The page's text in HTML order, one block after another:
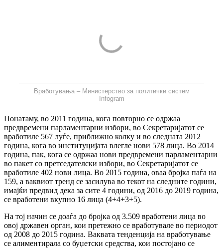
Вработувања – Министерство за политички систем
Infogram
Понатаму, во 2011 година, кога повторно се одржаа
предвремени парламентарни избори, во Секретаријатот се
вработиле 567 луѓе, приближно колку и во следната 2012
година, кога во институцијата влегле нови 578 лица. Во 2014
година, пак, кога се одржаа нови предвремени парламентарни
во пакет со претседателски избори, во Секретаријатот се
вработиле 402 нови лица. Во 2015 година, оваа бројка паѓа на
159, а ваквиот тренд се засилува во текот на следните години,
имајќи предвид дека за сите 4 години, од 2016 до 2019 година,
се вработени вкупно 16 лица (4+4+3+5).
На тој начин се доаѓа до бројка од 3.509 вработени лица во
овој државен орган, кои претежно се вработувале во периодот
од 2008 до 2015 година. Ваквата тенденција на вработување
се алиментирала со буџетски средства, кои постојано се